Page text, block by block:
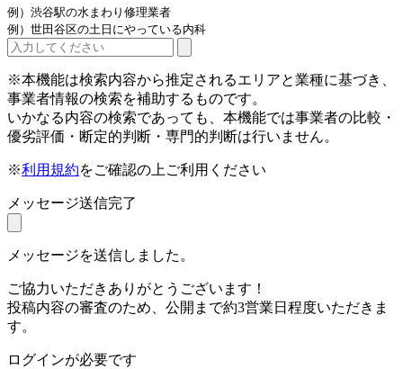
例）渋谷駅の水まわり修理業者
例）世田谷区の土日にやっている内科
※本機能は検索内容から推定されるエリアと業種に基づき、
事業者情報の検索を補助するものです。
いかなる内容の検索であっても、本機能では事業者の比較・
優劣評価・断定的判断・専門的判断は行いません。
※利用規約をご確認の上ご利用ください
メッセージ送信完了
メッセージを送信しました。
ご協力いただきありがとうございます！
投稿内容の審査のため、公開まで約3営業日程度いただきま
す。
ログインが必要です